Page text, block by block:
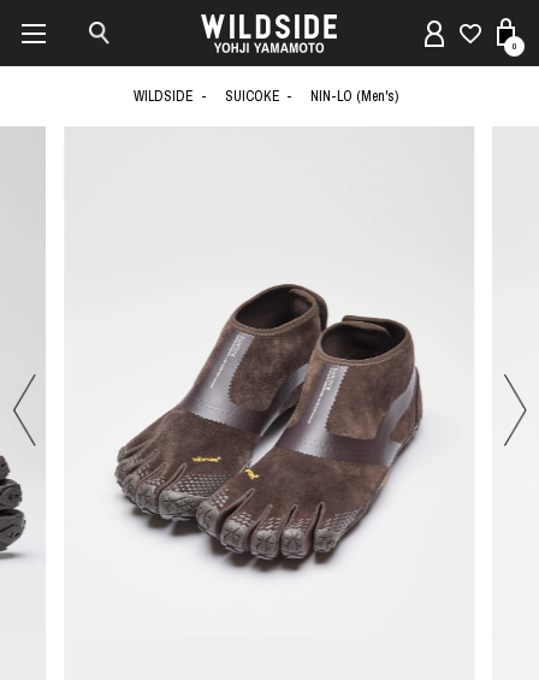
0
WILDSIDE SUICOKE NIN-LO (Men's)